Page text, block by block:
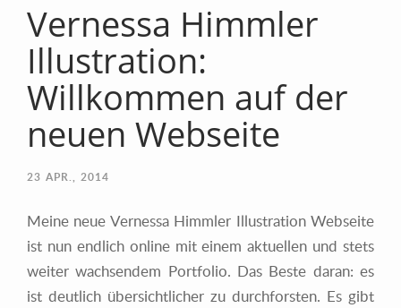
Vernessa Himmler
Illustration:
Willkommen auf der
neuen Webseite
23 APR., 2014
Meine neue Vernessa Himmler Illustration Webseite
ist nun endlich online mit einem aktuellen und stets
weiter wachsendem Portfolio. Das Beste daran: es
ist deutlich übersichtlicher zu durchforsten. Es gibt